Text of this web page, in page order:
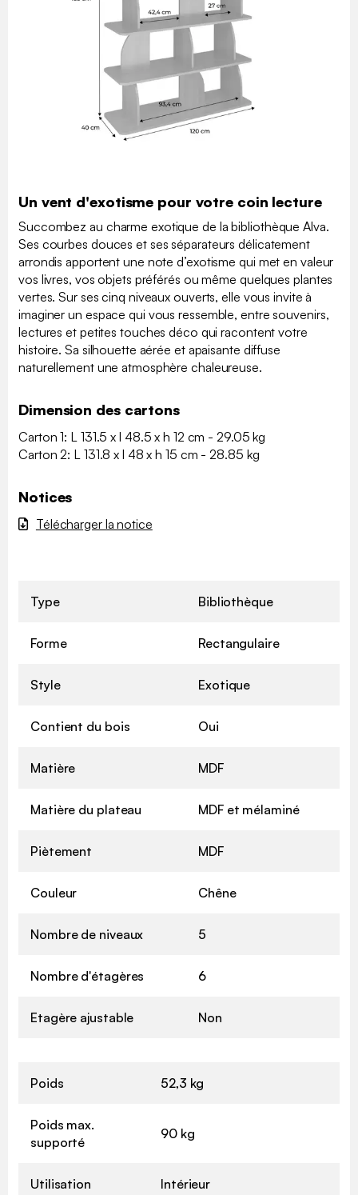
Un vent d'exotisme pour votre coin lecture
Succombez au charme exotique de la bibliothèque Alva.
Ses courbes douces et ses séparateurs délicatement
arrondis apportent une note d’exotisme qui met en valeur
vos livres, vos objets préférés ou même quelques plantes
vertes. Sur ses cinq niveaux ouverts, elle vous invite à
imaginer un espace qui vous ressemble, entre souvenirs,
lectures et petites touches déco qui racontent votre
histoire. Sa silhouette aérée et apaisante diffuse
naturellement une atmosphère chaleureuse.
Dimension des cartons
Carton 1: L 131.5 x l 48.5 x h 12 cm - 29.05 kg
Carton 2: L 131.8 x l 48 x h 15 cm - 28.85 kg
Notices
Télécharger la notice
Type Bibliothèque
Forme Rectangulaire
Style Exotique
Contient du bois Oui
Matière MDF
Matière du plateau MDF et mélaminé
Piètement MDF
Couleur Chêne
Nombre de niveaux 5
Nombre d'étagères 6
Etagère ajustable Non
Poids 52,3 kg
Poids max.
supporté
90 kg
Utilisation Intérieur